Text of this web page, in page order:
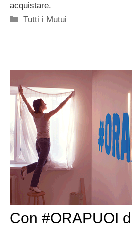
acquistare.
Categorie
Tutti i Mutui
Con #ORAPUOI